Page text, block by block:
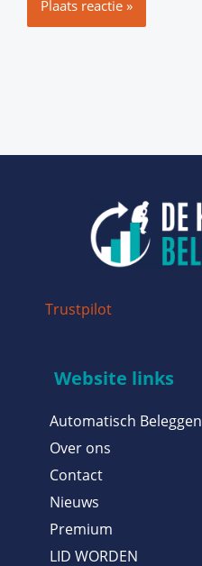
Trustpilot
Website links
Automatisch Beleggen
Over ons
Contact
Nieuws
Premium
LID WORDEN